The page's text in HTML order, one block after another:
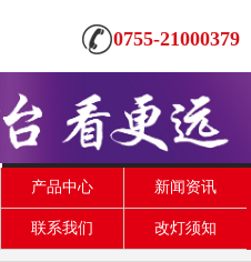
0755-21000379
产品中心 新闻资讯
联系我们 改灯须知